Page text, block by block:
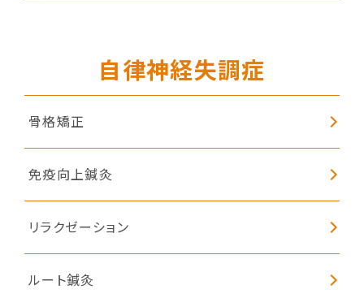
自律神経失調症
骨格矯正
免疫向上鍼灸
リラクゼーション
ルート鍼灸